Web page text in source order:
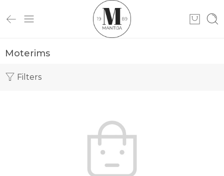
Moterims
Filters